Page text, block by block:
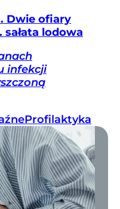
Dwie ofiary
lodowa
infekcji
Profilaktyka